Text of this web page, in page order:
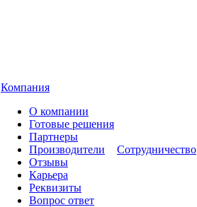
Компания
О компании
Готовые решения
Партнеры
Производители
Отзывы
Карьера
Реквизиты
Вопрос ответ
Сотрудничество